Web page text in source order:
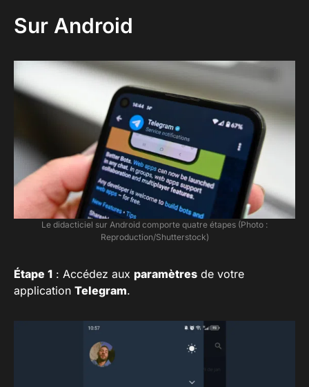
Sur Android
Le didacticiel sur Android comporte quatre étapes (Photo :
Reproduction/Shutterstock)
Étape 1 : Accédez aux paramètres de votre
application Telegram.